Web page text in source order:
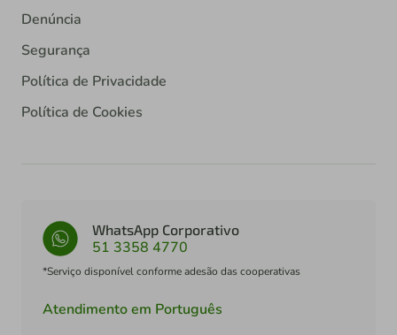
Denúncia
Segurança
Política de Privacidade
Política de Cookies
WhatsApp Corporativo
51 3358 4770
*Serviço disponível conforme adesão das cooperativas
Atendimento em Português